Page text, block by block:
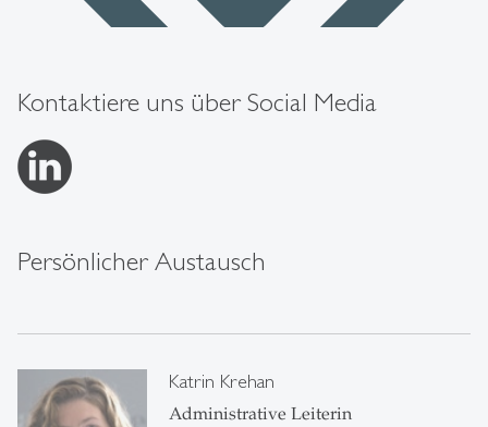
Kontaktiere uns über Social Media
Persönlicher Austausch
Katrin Krehan
Administrative Leiterin